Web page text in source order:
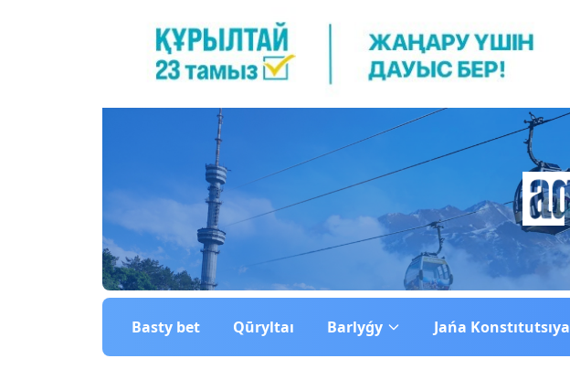
Basty bet Qūryltaı Barlyǵy Jańa Konstıtutsıya